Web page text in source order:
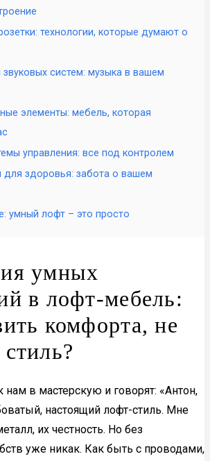
технологии, которые думают о
звуковых систем: музыка в вашем
элементы: мебель, которая
управления: все под контролем
для здоровья: забота о вашем
умный лофт – это просто
умных
в лофт-мебель:
комфорта, не
нам в мастерскую и говорят: «Антон,
настоящий лофт-стиль. Мне
их честность. Но без
уже никак. Как быть с проводами,